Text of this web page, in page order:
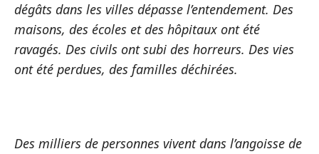
dégâts dans les villes dépasse l’entendement. Des
maisons, des écoles et des hôpitaux ont été
ravagés. Des civils ont subi des horreurs. Des vies
ont été perdues, des familles déchirées.
Des milliers de personnes vivent dans l’angoisse de